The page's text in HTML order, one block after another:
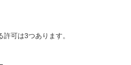
可は3つあります。